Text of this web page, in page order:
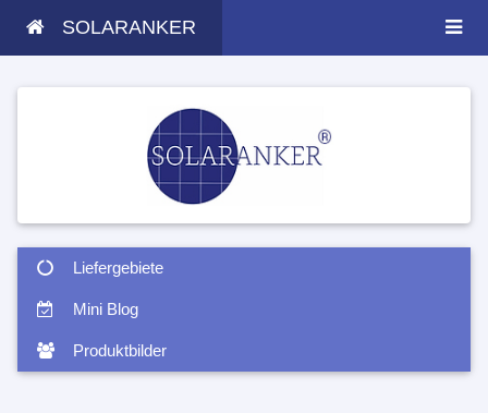
SOLARANKER
Liefergebiete
Mini Blog
Produktbilder